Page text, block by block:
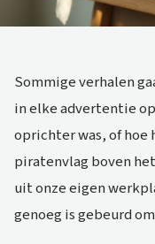
Sommige verhalen
in elke advertentie
oprichter was, of
piratenvlag boven
uit onze eigen
genoeg is gebeurd